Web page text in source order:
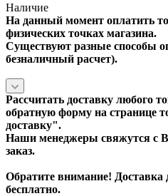
Наличие
На данный момент оплатить
физических точках магазина.
Существуют разные способы
безналичный расчет).
Рассчитать доставку любого
обратную форму на странице
доставку".
Наши менеджеры свяжутся с
заказ.
Обратите внимание! Доставка
бесплатно.